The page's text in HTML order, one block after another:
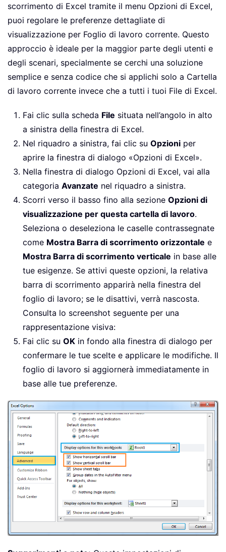
scorrimento di Excel tramite il menu Opzioni di Excel,
puoi regolare le preferenze dettagliate di
visualizzazione per Foglio di lavoro corrente. Questo
approccio è ideale per la maggior parte degli utenti e
degli scenari, specialmente se cerchi una soluzione
semplice e senza codice che si applichi solo a Cartella
di lavoro corrente invece che a tutti i tuoi File di Excel.
Fai clic sulla scheda File situata nell’angolo in alto
a sinistra della finestra di Excel.
Nel riquadro a sinistra, fai clic su Opzioni per
aprire la finestra di dialogo «Opzioni di Excel».
Nella finestra di dialogo Opzioni di Excel, vai alla
categoria Avanzate nel riquadro a sinistra.
Scorri verso il basso fino alla sezione Opzioni di
visualizzazione per questa cartella di lavoro.
Seleziona o deseleziona le caselle contrassegnate
come Mostra Barra di scorrimento orizzontale e
Mostra Barra di scorrimento verticale in base alle
tue esigenze. Se attivi queste opzioni, la relativa
barra di scorrimento apparirà nella finestra del
foglio di lavoro; se le disattivi, verrà nascosta.
Consulta lo screenshot seguente per una
rappresentazione visiva:
Fai clic su OK in fondo alla finestra di dialogo per
confermare le tue scelte e applicare le modifiche. Il
foglio di lavoro si aggiornerà immediatamente in
base alle tue preferenze.